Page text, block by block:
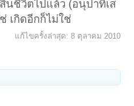
ชีวิตไปแล้ว (อนุปาทิเส
เกิดอีกก็ไม่ใช่
แก้ไขครั้งล่าสุด: 8 ตุลาคม 2010